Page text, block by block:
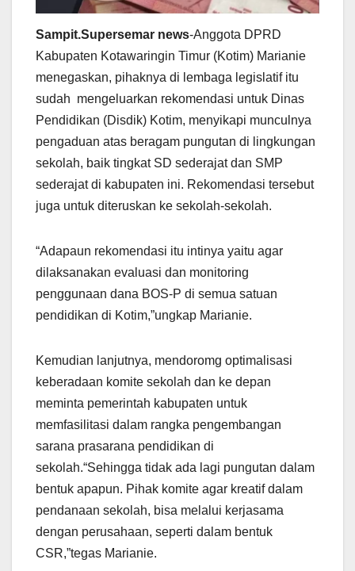
Sampit.Supersemar news-Anggota DPRD
Kabupaten Kotawaringin Timur (Kotim) Marianie
menegaskan, pihaknya di lembaga legislatif itu
sudah mengeluarkan rekomendasi untuk Dinas
Pendidikan (Disdik) Kotim, menyikapi munculnya
pengaduan atas beragam pungutan di lingkungan
sekolah, baik tingkat SD sederajat dan SMP
sederajat di kabupaten ini. Rekomendasi tersebut
juga untuk diteruskan ke sekolah-sekolah.
“Adapaun rekomendasi itu intinya yaitu agar
dilaksanakan evaluasi dan monitoring
penggunaan dana BOS-P di semua satuan
pendidikan di Kotim,”ungkap Marianie.
Kemudian lanjutnya, mendoromg optimalisasi
keberadaan komite sekolah dan ke depan
meminta pemerintah kabupaten untuk
memfasilitasi dalam rangka pengembangan
sarana prasarana pendidikan di
sekolah.“Sehingga tidak ada lagi pungutan dalam
bentuk apapun. Pihak komite agar kreatif dalam
pendanaan sekolah, bisa melalui kerjasama
dengan perusahaan, seperti dalam bentuk
CSR,”tegas Marianie.